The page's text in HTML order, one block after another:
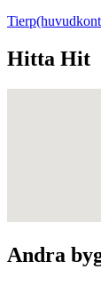
Tierp
Hitta Hit
Andra